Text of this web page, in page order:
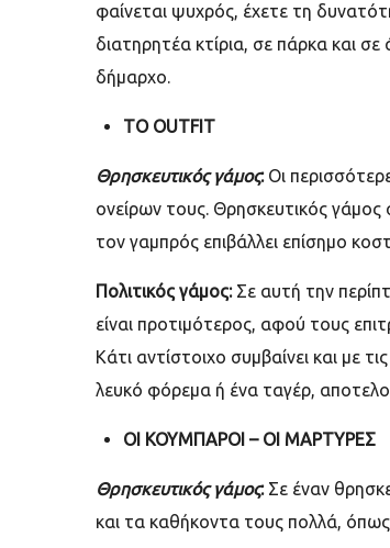
φαίνεται ψυχρός, έχετε τη
διατηρητέα κτίρια, σε πάρκα και
δήμαρχο.
TO OUTFIT
Θρησκευτικός γάμος: Οι
ονείρων τους. Θρησκευτικός γάμος
τον γαμπρός επιβάλλει επίσημο
Πολιτικός γάμος:Σε αυτή την
είναι προτιμότερος, αφού τους
Κάτι αντίστοιχο συμβαίνει και με
λευκό φόρεμα ή ένα ταγέρ,
ΟΙ ΚΟΥΜΠΑΡΟΙ – ΟΙ ΜΑΡΤΥΡΕΣ
Θρησκευτικός γάμος: Σε έναν
και τα καθήκοντα τους πολλά,